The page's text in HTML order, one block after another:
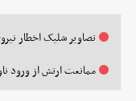
تصاویر شلیک اخطار
ممانعت ارتش از ورود